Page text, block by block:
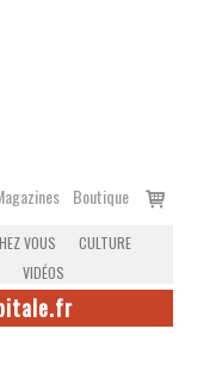
Boutique
Voir
VOUS
CULTURE
VIDÉOS